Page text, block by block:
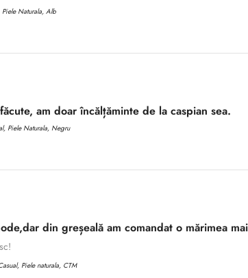
Piele Naturala, Alb
am doar încălțăminte de la caspian sea.
Piele Naturala, Negru
din greșeală am comandat o mărimea
Piele naturala, CTM